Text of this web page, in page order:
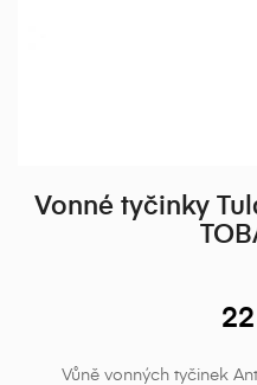
Vonné tyčinky
Vůně vonných tyčinek